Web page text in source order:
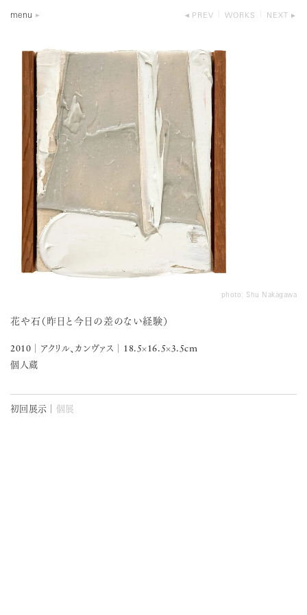
menu PREV WORKS NEXT
photo: Shu Nakagawa
花や石（昨日と今日の差のない経験）
2010 アクリル、カンヴァス 18.5×16.5×3.5cm
個人蔵
初回展示│ 個展